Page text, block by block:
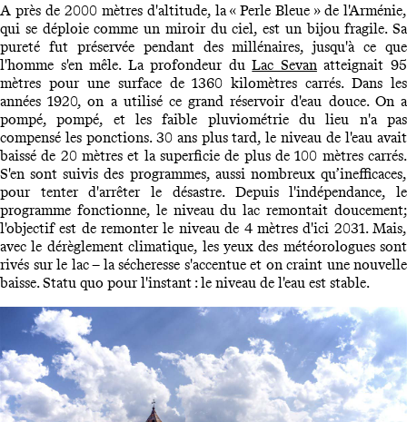
A près de 2000 mètres d'altitude, la « Perle Bleue » de l'Arménie,
qui se déploie comme un miroir du ciel, est un bijou fragile. Sa
pureté fut préservée pendant des millénaires, jusqu'à ce que
l'homme s'en mêle. La profondeur duLac Sevanatteignait 95
mètres pour une surface de 1360 kilomètres carrés. Dans les
années 1920, on a utilisé ce grand réservoir d'eau douce. On a
pompé, pompé, et les faible pluviométrie du lieu n'a pas
compensé les ponctions. 30 ans plus tard, le niveau de l'eau avait
baissé de 20 mètres et la superficie de plus de 100 mètres carrés.
S'en sont suivis des programmes, aussi nombreux qu’inefficaces,
pour tenter d'arrêter le désastre. Depuis l'indépendance, le
programme fonctionne, le niveau du lac remontait doucement;
l'objectif est de remonter le niveau de 4 mètres d'ici 2031. Mais,
avec le dérèglement climatique, les yeux des météorologues sont
rivés sur le lac – la sécheresse s'accentue et on craint une nouvelle
baisse. Statu quo pour l'instant : le niveau de l'eau est stable.